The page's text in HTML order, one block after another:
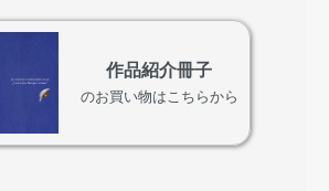
作品紹介冊子
のお買い物はこちらから